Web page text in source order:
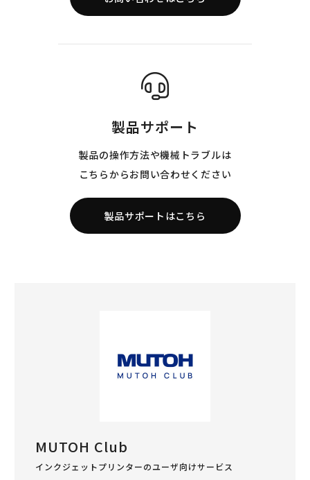
製品サポート
製品の操作方法や機械トラブルは
こちらからお問い合わせください
製品サポートはこちら
MUTOH Club
インクジェットプリンターのユーザ向けサービス